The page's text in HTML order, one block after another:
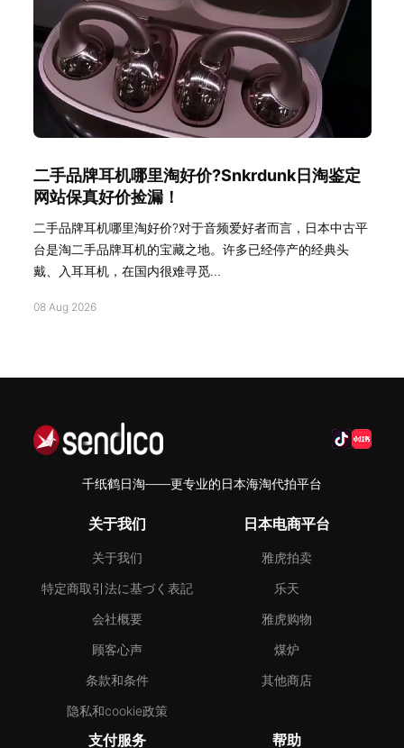
二手品牌耳机哪里淘好价?Snkrdunk日淘鉴定
网站保真好价捡漏！
二手品牌耳机哪里淘好价?对于音频爱好者而言，日本中古平
台是淘二手品牌耳机的宝藏之地。许多已经停产的经典头
戴、入耳耳机，在国内很难寻觅...
08 Aug 2026
千纸鹤日淘——更专业的日本海淘代拍平台
关于我们
关于我们
特定商取引法に基づく表記
会社概要
顾客心声
条款和条件
隐私和cookie政策
日本电商平台
雅虎拍卖
乐天
雅虎购物
煤炉
其他商店
支付服务 帮助